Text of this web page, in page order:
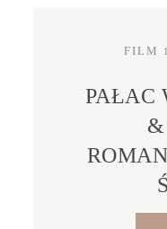
FILM
PAŁAC
&